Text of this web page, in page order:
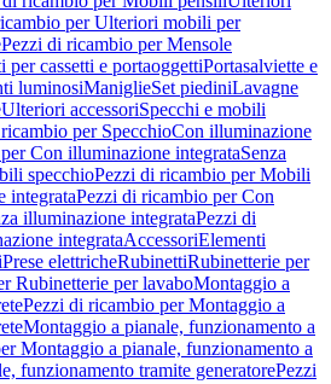
per Ulteriori mobili per
Pezzi di ricambio per Mensole
per cassetti e portaoggettiPortasalviette e
luminosiManiglieSet piediniLavagne
Ulteriori accessoriSpecchi e mobili
per SpecchioCon illuminazione
Con illuminazione integrataSenza
specchioPezzi di ricambio per Mobili
integrataPezzi di ricambio per Con
illuminazione integrataPezzi di
integrataAccessoriElementi
Prese elettricheRubinettiRubinetterie per
Rubinetterie per lavaboMontaggio a
Pezzi di ricambio per Montaggio a
Montaggio a pianale, funzionamento a
Montaggio a pianale, funzionamento a
funzionamento tramite generatorePezzi